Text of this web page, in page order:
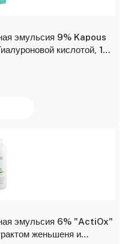
эмульсия 9% Kapous
кислотой, 150
6% "ActiOx"
женьшеня и